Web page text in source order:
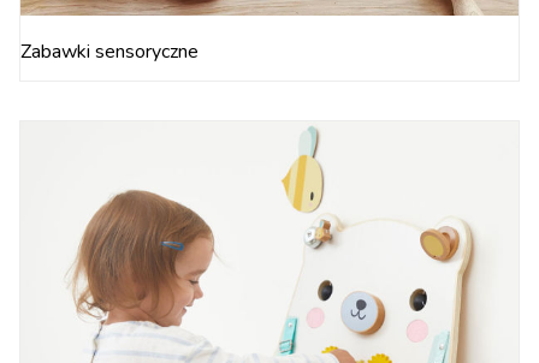
Zabawki sensoryczne